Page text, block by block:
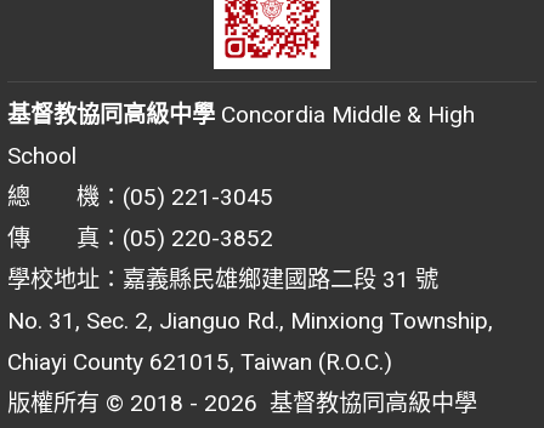
基督教協同高級中學 Concordia Middle & High
School
總 機：(05) 221-3045
傳 真：(05) 220-3852
學校地址：嘉義縣民雄鄉建國路二段 31 號
No. 31, Sec. 2, Jianguo Rd., Minxiong Township,
Chiayi County 621015, Taiwan (R.O.C.)
版權所有 © 2018 - 2026 基督教協同高級中學